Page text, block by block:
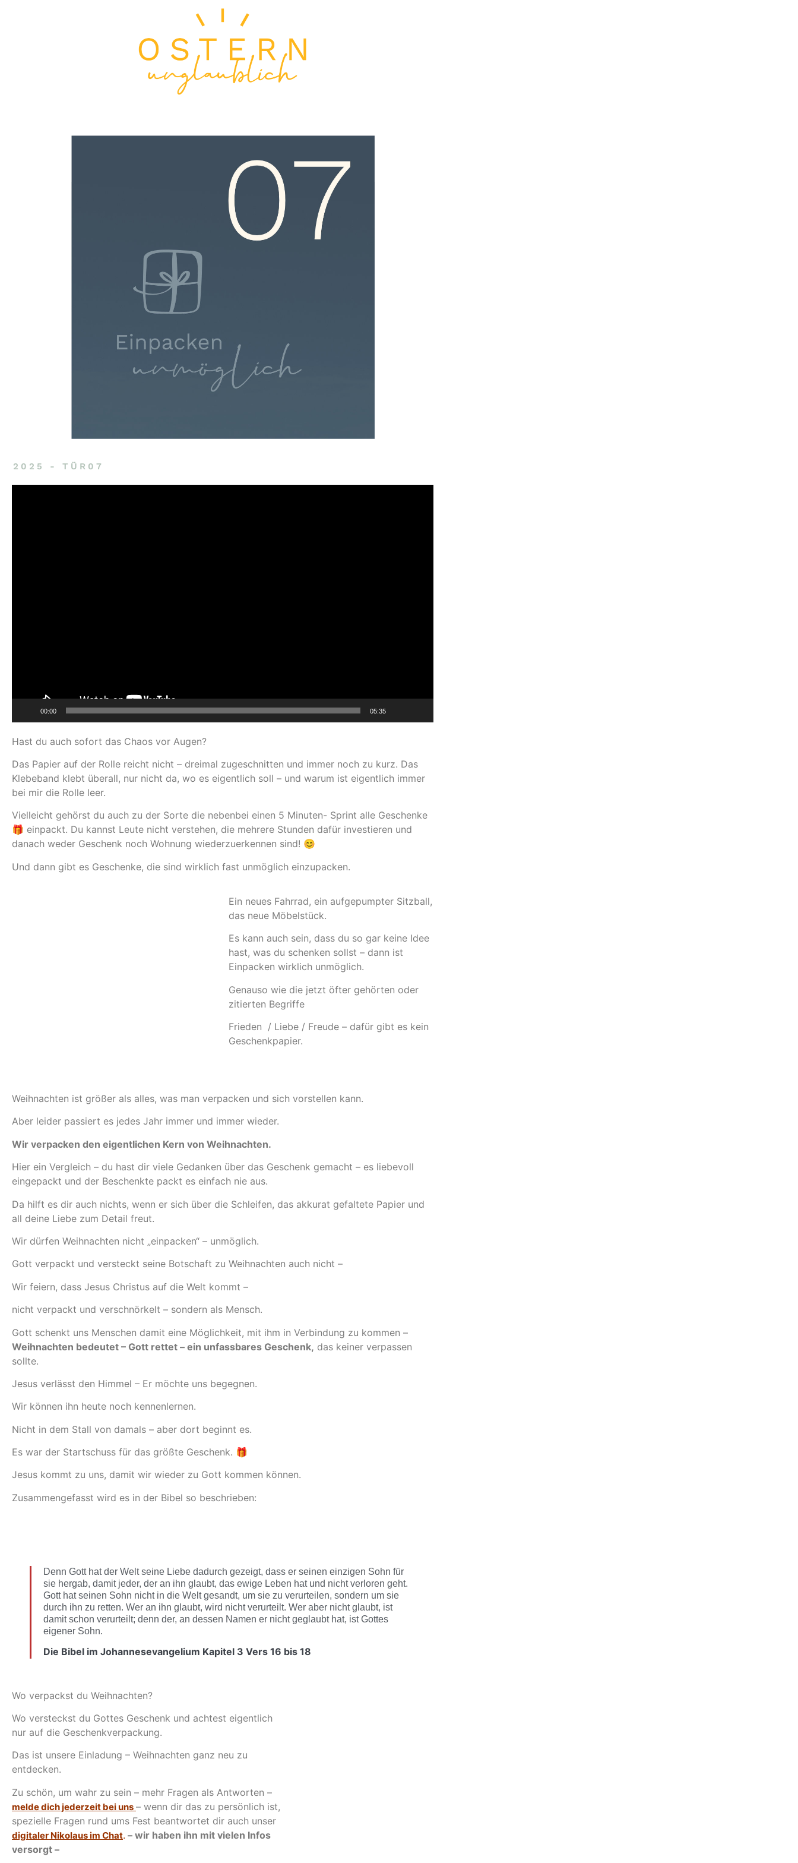
2025 - TÜR07
00:00 05:35
Hast du auch sofort das Chaos vor Augen?
Das Papier auf der Rolle reicht nicht – dreimal zugeschnitten und immer noch zu kurz. Das
Klebeband klebt überall, nur nicht da, wo es eigentlich soll – und warum ist eigentlich immer
bei mir die Rolle leer.
Vielleicht gehörst du auch zu der Sorte die nebenbei einen 5 Minuten- Sprint alle Geschenke
🎁 einpackt. Du kannst Leute nicht verstehen, die mehrere Stunden dafür investieren und
danach weder Geschenk noch Wohnung wiederzuerkennen sind! 😊
Und dann gibt es Geschenke, die sind wirklich fast unmöglich einzupacken.
Ein neues Fahrrad, ein aufgepumpter Sitzball,
das neue Möbelstück.
Es kann auch sein, dass du so gar keine Idee
hast, was du schenken sollst – dann ist
Einpacken wirklich unmöglich.
Genauso wie die jetzt öfter gehörten oder
zitierten Begriffe
Frieden / Liebe / Freude – dafür gibt es kein
Geschenkpapier.
Weihnachten ist größer als alles, was man verpacken und sich vorstellen kann.
Aber leider passiert es jedes Jahr immer und immer wieder.
Wir verpacken den eigentlichen Kern von Weihnachten.
Hier ein Vergleich – du hast dir viele Gedanken über das Geschenk gemacht – es liebevoll
eingepackt und der Beschenkte packt es einfach nie aus.
Da hilft es dir auch nichts, wenn er sich über die Schleifen, das akkurat gefaltete Papier und
all deine Liebe zum Detail freut.
Wir dürfen Weihnachten nicht „einpacken“ – unmöglich.
Gott verpackt und versteckt seine Botschaft zu Weihnachten auch nicht –
Wir feiern, dass Jesus Christus auf die Welt kommt –
nicht verpackt und verschnörkelt – sondern als Mensch.
Gott schenkt uns Menschen damit eine Möglichkeit, mit ihm in Verbindung zu kommen –
Weihnachten bedeutet – Gott rettet – ein unfassbares Geschenk, das keiner verpassen
sollte.
Jesus verlässt den Himmel – Er möchte uns begegnen.
Wir können ihn heute noch kennenlernen.
Nicht in dem Stall von damals – aber dort beginnt es.
Es war der Startschuss für das größte Geschenk. 🎁
Jesus kommt zu uns, damit wir wieder zu Gott kommen können.
Zusammengefasst wird es in der Bibel so beschrieben:
Denn Gott hat der Welt seine Liebe dadurch gezeigt, dass er seinen einzigen Sohn für
sie hergab, damit jeder, der an ihn glaubt, das ewige Leben hat und nicht verloren geht.
Gott hat seinen Sohn nicht in die Welt gesandt, um sie zu verurteilen, sondern um sie
durch ihn zu retten. Wer an ihn glaubt, wird nicht verurteilt. Wer aber nicht glaubt, ist
damit schon verurteilt; denn der, an dessen Namen er nicht geglaubt hat, ist Gottes
eigener Sohn.
Die Bibel im Johannesevangelium Kapitel 3 Vers 16 bis 18
Wo verpackst du Weihnachten?
Wo versteckst du Gottes Geschenk und achtest eigentlich
nur auf die Geschenkverpackung.
Das ist unsere Einladung – Weihnachten ganz neu zu
entdecken.
Zu schön, um wahr zu sein – mehr Fragen als Antworten –
melde dich jederzeit bei uns – wenn dir das zu persönlich ist,
spezielle Fragen rund ums Fest beantwortet dir auch unser
digitaler Nikolaus im Chat. – wir haben ihn mit vielen Infos
versorgt –